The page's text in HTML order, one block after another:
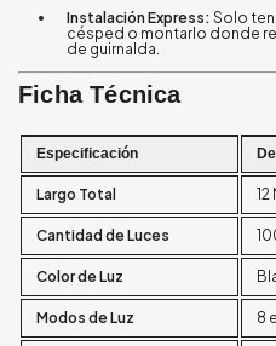
Instalación Express: Solo
césped o montarlo donde
de guirnalda.
Ficha Técnica
Especificación
Largo Total
Cantidad de Luces
Color de Luz
Modos de Luz 8